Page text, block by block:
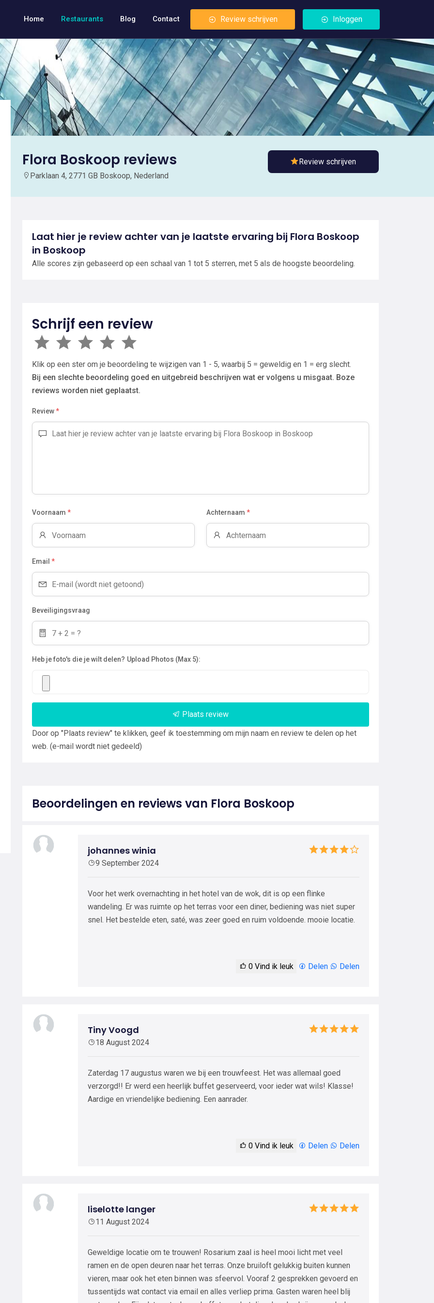
Home Restaurants Blog Contact Review schrijven Inloggen
Flora Boskoop reviews
Parklaan 4, 2771 GB Boskoop, Nederland
Review schrijven
Laat hier je review achter van je laatste ervaring bij Flora Boskoop
in Boskoop
Alle scores zijn gebaseerd op een schaal van 1 tot 5 sterren, met 5 als de hoogste beoordeling.
Schrijf een review
Klik op een ster om je beoordeling te wijzigen van 1 - 5, waarbij 5 = geweldig en 1 = erg slecht.
Bij een slechte beoordeling goed en uitgebreid beschrijven wat er volgens u misgaat. Boze
reviews worden niet geplaatst.
Review*
Voornaam * Achternaam *
Email *
Beveiligingsvraag
Heb je foto's die je wilt delen? Upload Photos (Max 5):
Plaats review
Door op "Plaats review" te klikken, geef ik toestemming om mijn naam en review te delen op het
web. (e-mail wordt niet gedeeld)
Beoordelingen en reviews van Flora Boskoop
johannes winia
9 September 2024
Voor het werk overnachting in het hotel van de wok, dit is op een flinke
wandeling. Er was ruimte op het terras voor een diner, bediening was niet super
snel. Het bestelde eten, saté, was zeer goed en ruim voldoende. mooie locatie.
0 Vind ik leuk Delen Delen
Tiny Voogd
18 August 2024
Zaterdag 17 augustus waren we bij een trouwfeest. Het was allemaal goed
verzorgd!! Er werd een heerlijk buffet geserveerd, voor ieder wat wils! Klasse!
Aardige en vriendelijke bediening. Een aanrader.
0 Vind ik leuk Delen Delen
liselotte langer
11 August 2024
Geweldige locatie om te trouwen! Rosarium zaal is heel mooi licht met veel
ramen en de open deuren naar het terras. Onze bruiloft gelukkig buiten kunnen
vieren, maar ook het eten binnen was sfeervol. Vooraf 2 gesprekken gevoerd en
tussentijds wat contact via email en alles verliep prima. Gasten waren heel blij